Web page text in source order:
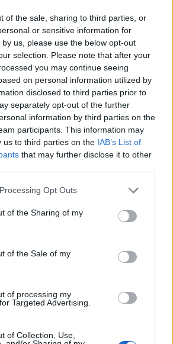
of the sale, sharing to third parties, or
or sensitive information for
us, please use the below opt-out
selection. Please note that after your
you may continue seeing
on personal information utilized by
disclosed to third parties prior to
separately opt-out of the further
information by third parties on the
participants. This information may
us to third parties on the IAB’s List of
that may further disclose it to other
website/app uses one or more Google
or usage behaviour. You may click to
to Google and its third-party tags to
specified purposes in below Google
Opt Outs
of the Sharing of my
of the Sale of my
of processing my
Targeted Advertising.
of Collection, Use,
is díjazzák Karlovy
színész és rendező lesz az idei
egyik legnevesebb díszvendége
az üvegszobrokat,
Karlovy Vary díjai
Vary-i Nemzetközi Filmfesztivál
a Kristályglóbusz.
lesz Európa egyik
ott lesz Geoffrey Rush ausztrál
író-forgatókönyvíró is. A
vonatkozása egy cseh-szlovák